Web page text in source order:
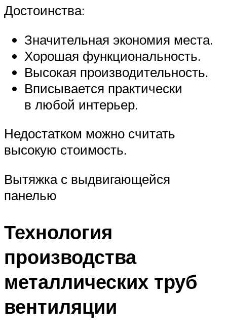
Достоинства:
Значительная экономия места.
Хорошая функциональность.
Высокая производительность.
Вписывается практически
в любой интерьер.
Недостатком можно считать
высокую стоимость.
Вытяжка с выдвигающейся
панелью
Технология
производства
металлических труб
вентиляции